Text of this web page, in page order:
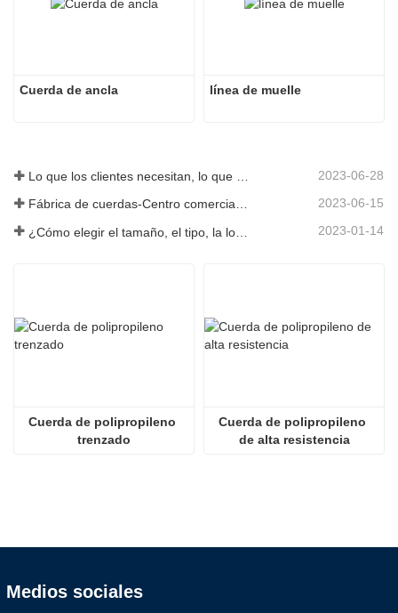
Cuerda de ancla línea de muelle
2023-06-28
Fábrica de cuerdas-Centro comercial integral-Tai an Rope LTD 2023-06-15
2023-01-14
Cuerda de polipropileno
trenzado
Cuerda de polipropileno
de alta resistencia
Medios sociales